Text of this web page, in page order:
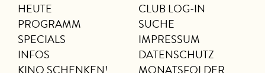
HEUTE
PROGRAMM
SPECIALS
INFOS
CLUB LOG-IN
SUCHE
IMPRESSUM
DATENSCHUTZ